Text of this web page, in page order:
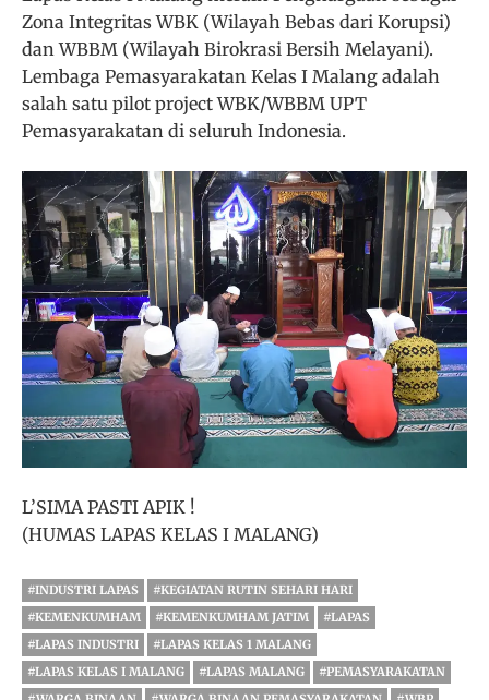
Zona Integritas WBK (Wilayah Bebas dari Korupsi)
dan WBBM (Wilayah Birokrasi Bersih Melayani).
Lembaga Pemasyarakatan Kelas I Malang adalah
salah satu pilot project WBK/WBBM UPT
Pemasyarakatan di seluruh Indonesia.
L’SIMA PASTI APIK !
(HUMAS LAPAS KELAS I MALANG)
#INDUSTRI LAPAS
#KEGIATAN RUTIN SEHARI HARI
#KEMENKUMHAM
#KEMENKUMHAM JATIM
#LAPAS
#LAPAS INDUSTRI
#LAPAS KELAS 1 MALANG
#LAPAS KELAS I MALANG
#LAPAS MALANG
#PEMASYARAKATAN